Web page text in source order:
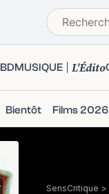
BDMUSIQUE L'Édito
Bientôt Films 2026
SensCritique >